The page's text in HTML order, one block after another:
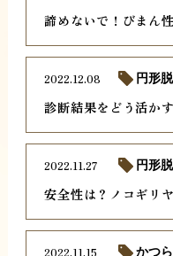
諦めないで！びまん
診断結果をどう活か
2022.12.08 円形
安全性は？ノコギリ
2022.11.27 円形
2022.11.15 かつら